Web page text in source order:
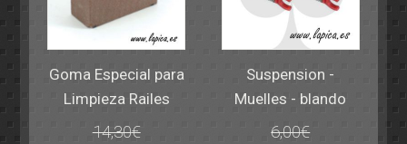
Goma Especial para
Limpieza Railes
14,30€
Suspension -
Muelles - blando
6,00€